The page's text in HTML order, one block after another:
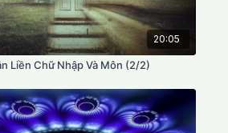
20:05
Liền Chữ Nhập Và Môn (2/2)